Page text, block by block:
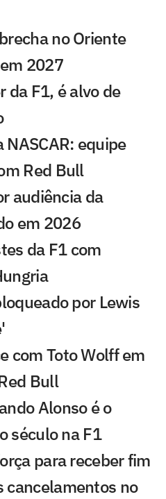
no Oriente
2027
da F1, é alvo de
equipe
Red Bull
audiência da
em 2026
da F1 com
por Lewis
com Toto Wolff em
Bull
Alonso é o
século na F1
para receber fim
cancelamentos no